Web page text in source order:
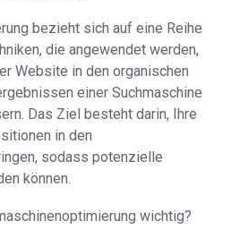
bezieht sich auf eine Reihe
die angewendet werden,
Website in den organischen
einer Suchmaschine
Das Ziel besteht darin, Ihre
in den
sodass potenzielle
können.
wichtig?